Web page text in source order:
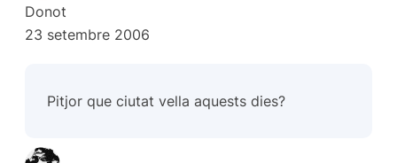
Donot
23 setembre 2006
Pitjor que ciutat vella aquests dies?